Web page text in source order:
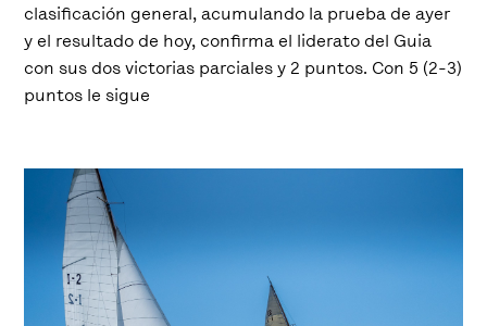
clasificación general, acumulando la prueba de ayer
y el resultado de hoy, confirma el liderato del Guia
con sus dos victorias parciales y 2 puntos. Con 5 (2-3)
puntos le sigue